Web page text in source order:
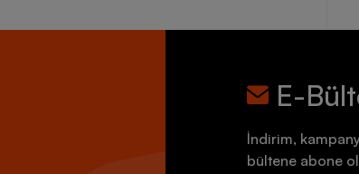
E-
İndirim,
bültene abone